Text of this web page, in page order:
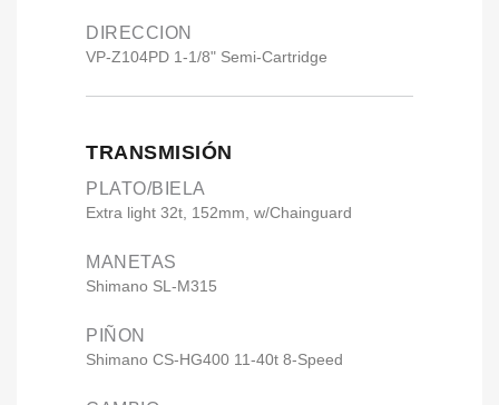
DIRECCION
VP-Z104PD 1-1/8" Semi-Cartridge
TRANSMISIÓN
PLATO/BIELA
Extra light 32t, 152mm, w/Chainguard
MANETAS
Shimano SL-M315
PIÑON
Shimano CS-HG400 11-40t 8-Speed